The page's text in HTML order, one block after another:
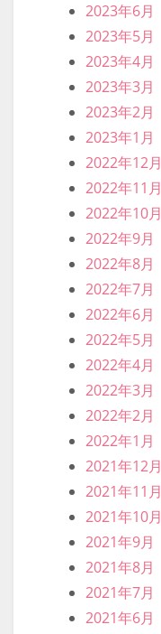
2023年6月
2023年5月
2023年4月
2023年3月
2023年2月
2023年1月
2022年12月
2022年11月
2022年10月
2022年9月
2022年8月
2022年7月
2022年6月
2022年5月
2022年4月
2022年3月
2022年2月
2022年1月
2021年12月
2021年11月
2021年10月
2021年9月
2021年8月
2021年7月
2021年6月